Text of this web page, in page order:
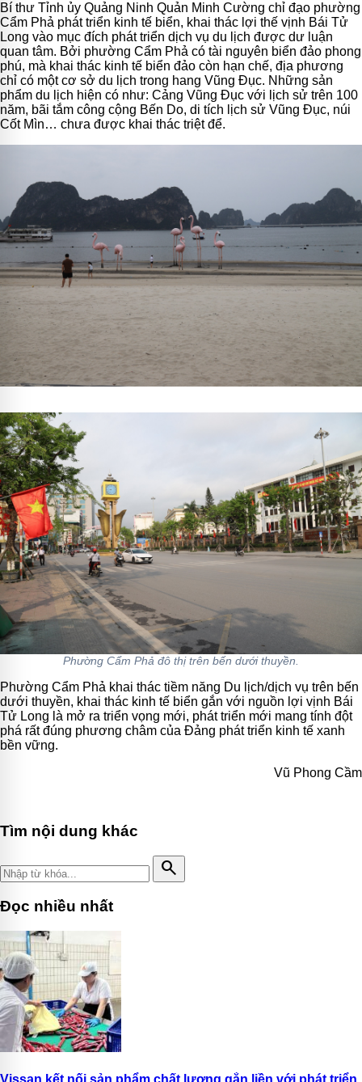
Bí thư Tỉnh ủy Quảng Ninh Quản Minh Cường chỉ đạo phường
Cẩm Phả phát triển kinh tế biển, khai thác lợi thế vịnh Bái Tử
Long vào mục đích phát triển dịch vụ du lịch được dư luận
quan tâm. Bởi phường Cẩm Phả có tài nguyên biển đảo phong
phú, mà khai thác kinh tế biển đảo còn hạn chế, địa phương
chỉ có một cơ sở du lịch trong hang Vũng Đục. Những sản
phẩm du lịch hiện có như: Cảng Vũng Đục với lịch sử trên 100
năm, bãi tắm công cộng Bến Do, di tích lịch sử Vũng Đục, núi
Cốt Mìn… chưa được khai thác triệt để.
Phường Cẩm Phả đô thị trên bến dưới thuyền.
Phường Cẩm Phả khai thác tiềm năng Du lịch/dịch vụ trên bến
dưới thuyền, khai thác kinh tế biển gắn với nguồn lợi vịnh Bái
Tử Long là mở ra triển vọng mới, phát triển mới mang tính đột
phá rất đúng phương châm của Đảng phát triển kinh tế xanh
bền vững.
Vũ Phong Cầm
Tìm nội dung khác
search
Đọc nhiều nhất
Vissan kết nối sản phẩm chất lượng gắn liền với phát triển